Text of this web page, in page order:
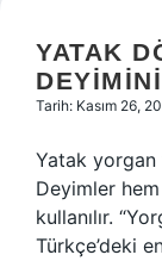
YATAK
Tarih: Kasım 26,
Yatak
Deyimler
kullanılır.
Türkçe’deki